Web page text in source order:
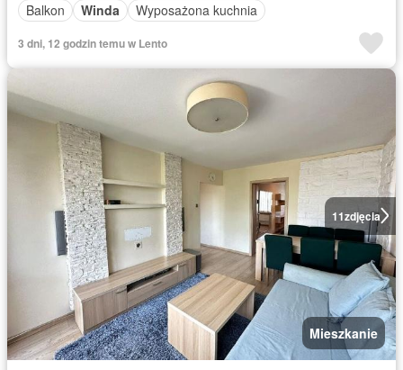
Balkon
Winda Wyposażona kuchnia
3 dni, 12 godzin temu w Lento
11zdjęcia
Mieszkanie